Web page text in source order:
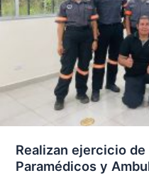
Realizan ejercicio
Paramédicos y